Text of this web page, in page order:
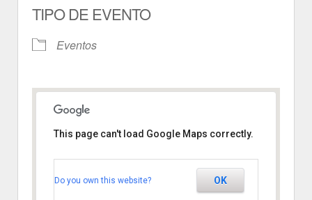
TIPO DE EVENTO
Eventos
Esclerosis Multiple
Segovia
This page can't load Google Maps correctly.
Do you own this website? OK